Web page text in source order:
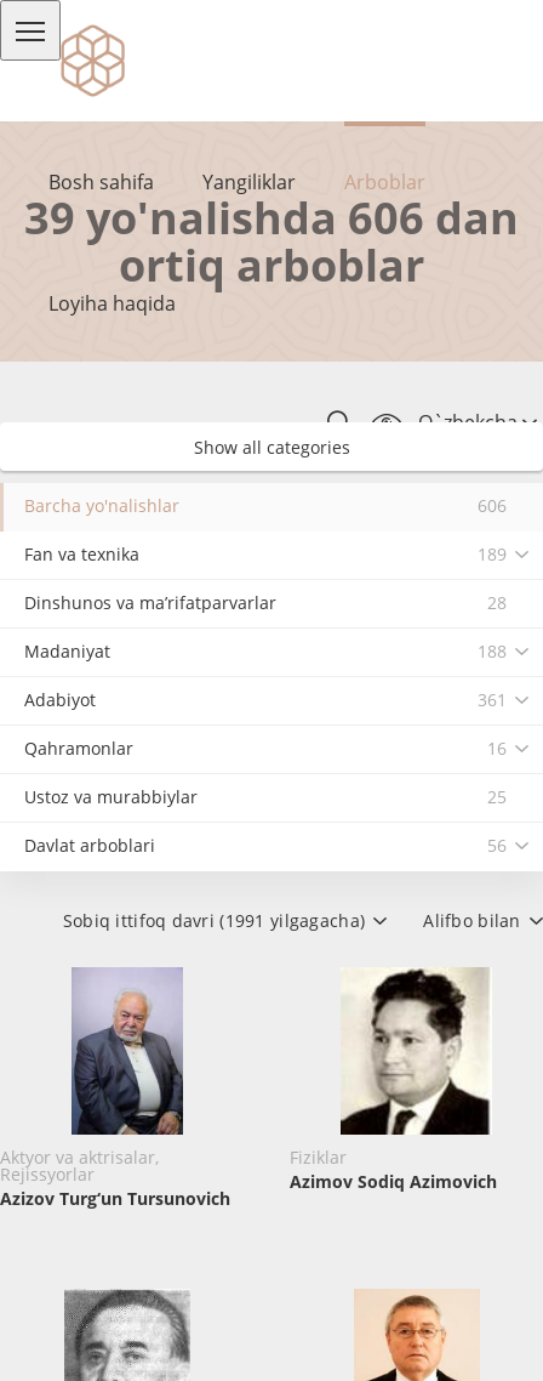
Bosh sahifa Yangiliklar Arboblar
Loyiha haqida
O`zbekcha
39 yo'nalishda 606 dan
ortiq arboblar
Show all categories
Barcha yo'nalishlar 606
Fan va texnika 189
Dinshunos va ma’rifatparvarlar 28
Madaniyat 188
Adabiyot 361
Qahramonlar 16
Ustoz va murabbiylar 25
Davlat arboblari 56
Alifbo bilan
Sobiq ittifoq davri (1991 yilgagacha)
Aktyor va aktrisalar,
Rejissyorlar
Azizov Turg‘un Tursunovich
Fiziklar
Azimov Sodiq Azimovich